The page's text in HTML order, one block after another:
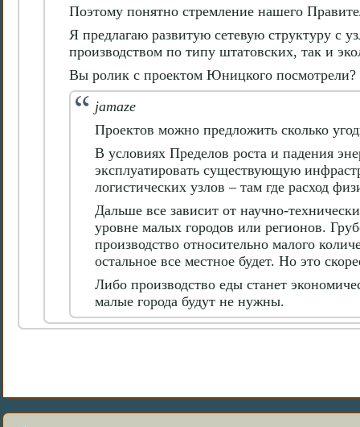
Поэтому понятно стремление нашего
Я предлагаю развитую сетевую структуру с
производством по типу штатовских, так и
Вы ролик с проектом Юницкого посмотрели?
jamaze
Проектов можно предложить сколько
В условиях Пределов роста и падения
эксплуатировать существующую
логистических узлов – там где расход
Дальше все зависит от научно-
уровне малых городов или регионов.
производство относительно малого
остальное все местное будет. Но это
Либо производство еды станет
малые города будут не нужны.